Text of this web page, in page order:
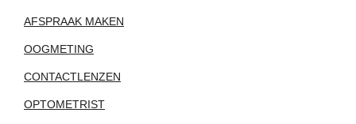
AFSPRAAK MAKEN
OOGMETING
CONTACTLENZEN
OPTOMETRIST